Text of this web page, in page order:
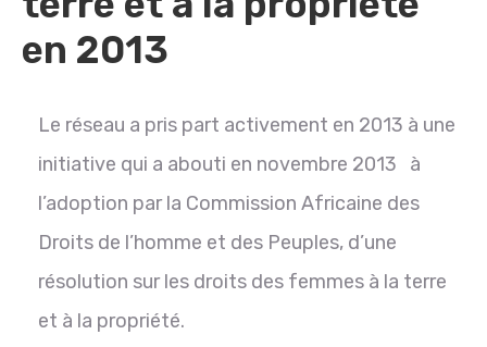
en 2013
Le réseau a pris part activement en 2013 à une
initiative qui a abouti en novembre 2013 à
l’adoption par la Commission Africaine des
Droits de l’homme et des Peuples, d’une
résolution sur les droits des femmes à la terre
et à la propriété.